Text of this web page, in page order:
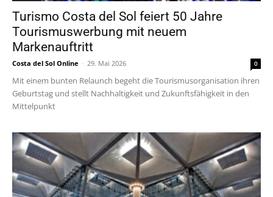
Turismo Costa del Sol feiert 50 Jahre
Tourismuswerbung mit neuem
Markenauftritt
Costa del Sol Online - 29. Mai 2026 0
Mit einem bunten Relaunch begeht die Tourismusorganisation ihren
Geburtstag und stellt Nachhaltigkeit und Zukunftsfähigkeit in den
Mittelpunkt